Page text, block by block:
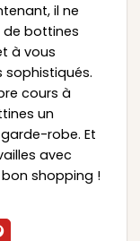
il ne
de bottines
à vous
sophistiqués.
cours à
un
robe. Et
avec
shopping !